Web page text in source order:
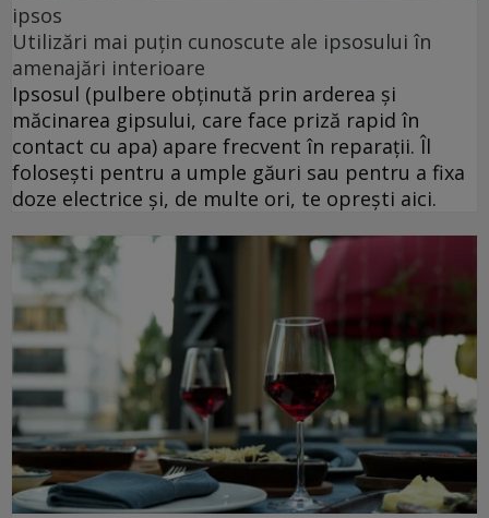
ipsos
Utilizări mai puțin cunoscute ale ipsosului în
amenajări interioare
Ipsosul (pulbere obținută prin arderea și
măcinarea gipsului, care face priză rapid în
contact cu apa) apare frecvent în reparații. Îl
folosești pentru a umple găuri sau pentru a fixa
doze electrice și, de multe ori, te oprești aici.